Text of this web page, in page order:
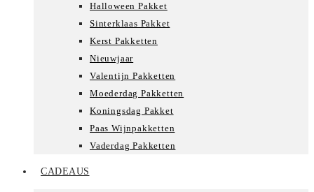
Halloween Pakket
Sinterklaas Pakket
Kerst Pakketten
Nieuwjaar
Valentijn Pakketten
Moederdag Pakketten
Koningsdag Pakket
Paas Wijnpakketten
Vaderdag Pakketten
CADEAUS